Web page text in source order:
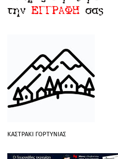
ΚΑΣΤΡΑΚΙ ΓΟΡΤΥΝΙΑΣ